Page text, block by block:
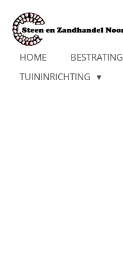
direct
naar
HOME BESTRATING
TUININRICHTING